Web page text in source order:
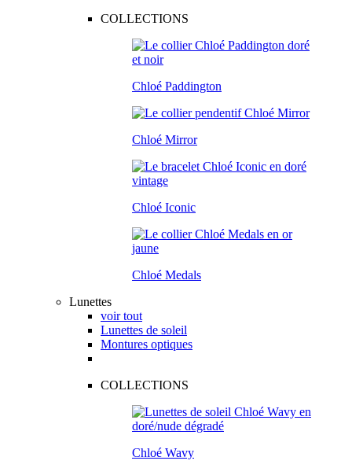
COLLECTIONS
Chloé Paddington
Chloé Mirror
Chloé Iconic
Chloé Medals
Lunettes
voir tout
Lunettes de soleil
Montures optiques
COLLECTIONS
Chloé Wavy